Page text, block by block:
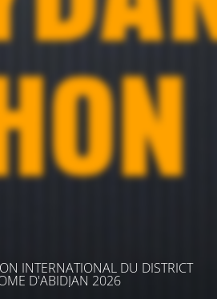
INTERNATIONAL DU DISTRICT
D'ABIDJAN 2026